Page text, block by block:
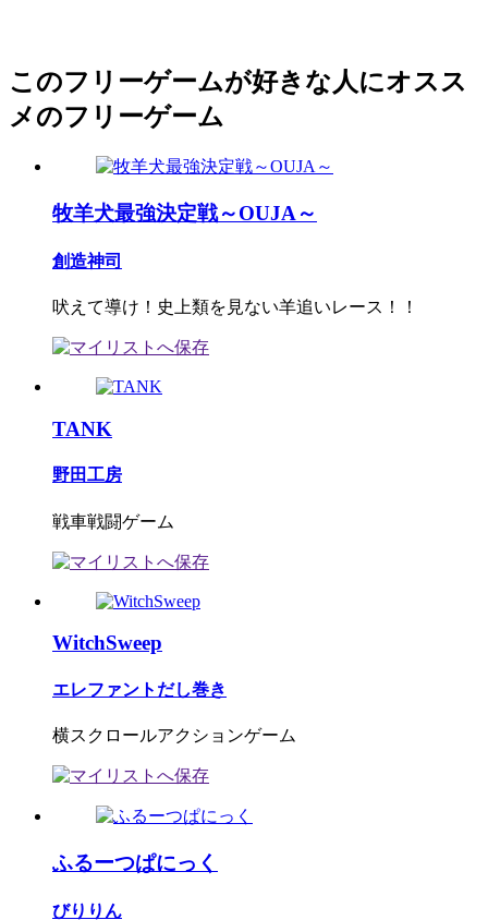
このフリーゲームが好きな人にオスス
メのフリーゲーム
牧羊犬最強決定戦～OUJA～
創造神司
吠えて導け！史上類を見ない羊追いレース！！
TANK
野田工房
戦車戦闘ゲーム
WitchSweep
エレファントだし巻き
横スクロールアクションゲーム
ふるーつぱにっく
びりりん